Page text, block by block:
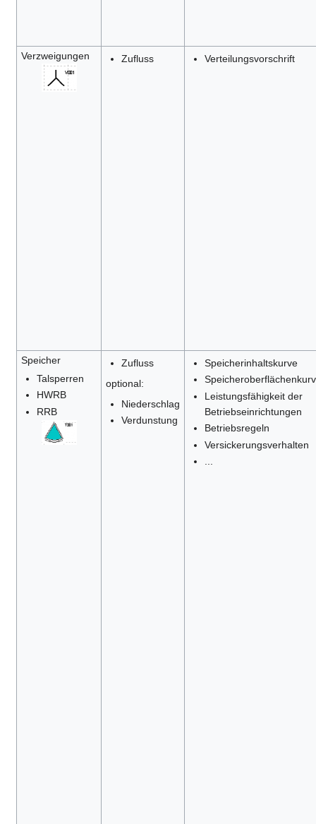
Verzweigungen Zufluss Verteilungsvorschrift
Speicher
Talsperren
HWRB
RRB
Zufluss
optional:
Niederschlag
Verdunstung
Speicherinhaltskurve
Leistungsfähigkeit der
Betriebseinrichtungen
Betriebsregeln
Versickerungsverhalten